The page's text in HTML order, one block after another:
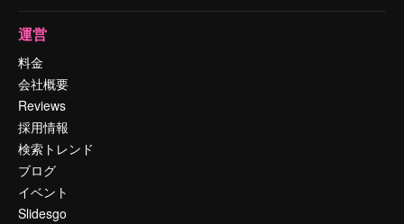
運営
料金
会社概要
Reviews
採用情報
検索トレンド
ブログ
イベント
Slidesgo